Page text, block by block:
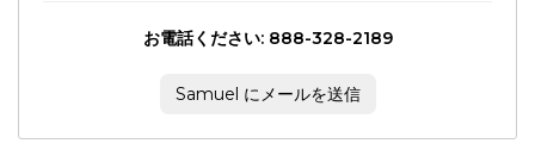
お電話ください: 888-328-2189
Samuel にメールを送信